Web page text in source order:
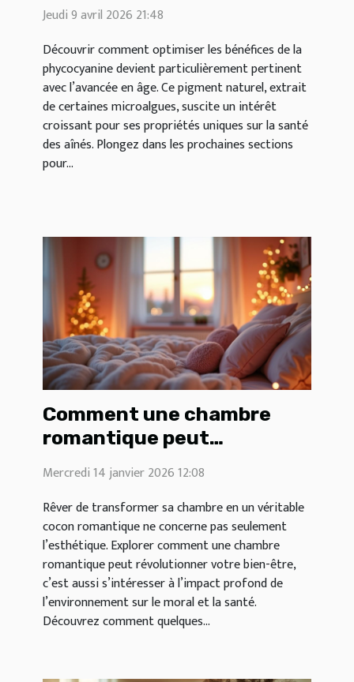
Jeudi 9 avril 2026 21:48
Découvrir comment optimiser les bénéfices de la
phycocyanine devient particulièrement pertinent
avec l’avancée en âge. Ce pigment naturel, extrait
de certaines microalgues, suscite un intérêt
croissant pour ses propriétés uniques sur la santé
des aînés. Plongez dans les prochaines sections
pour...
Comment une chambre
romantique peut
révolutionner votre bien-
Mercredi 14 janvier 2026 12:08
Rêver de transformer sa chambre en un véritable
cocon romantique ne concerne pas seulement
l’esthétique. Explorer comment une chambre
romantique peut révolutionner votre bien-être,
c’est aussi s’intéresser à l’impact profond de
l’environnement sur le moral et la santé.
Découvrez comment quelques...